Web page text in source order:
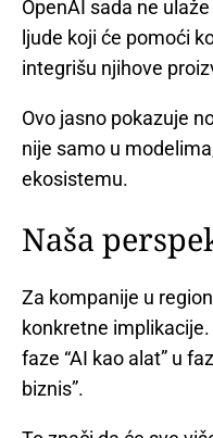
OpenAI sada ne
ljude koji će pomoći
integrišu njihove
Ovo jasno pokazuje
nije samo u
ekosistemu.
Naša
Za kompanije u
konkretne
faze “AI kao alat” u
biznis”.